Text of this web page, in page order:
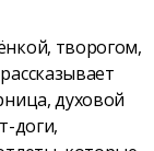
творогом,
духовой
доги,